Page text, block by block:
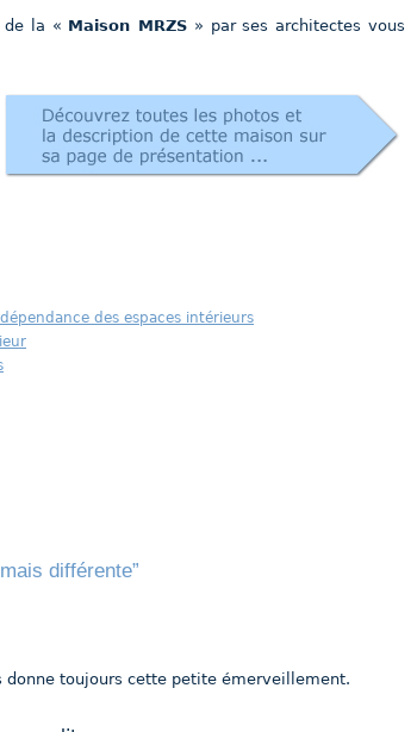
de la « Maison MRZS » par ses architectes vous
des espaces intérieurs
différente”
donne toujours cette petite émerveillement.